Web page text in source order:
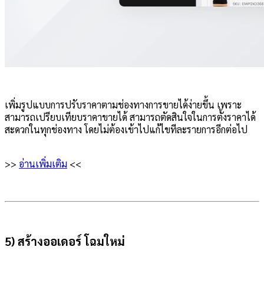
เพิ่มรูปแบบการปรับราคาตามช่องทางการขายได้ง่ายขึ้น เพราะ
สามารถเปรียบเทียบราคาขายได้ สามารถตัดสินใจในการตั้งราคาได้
สะดวกในทุกช่องทาง โดยไม่ต้องเข้าไปแก้ไขทีละรายการอีกต่อไป
>> อ่านเพิ่มเติม <<
5) สร้างออเดอร์ โฉมใหม่